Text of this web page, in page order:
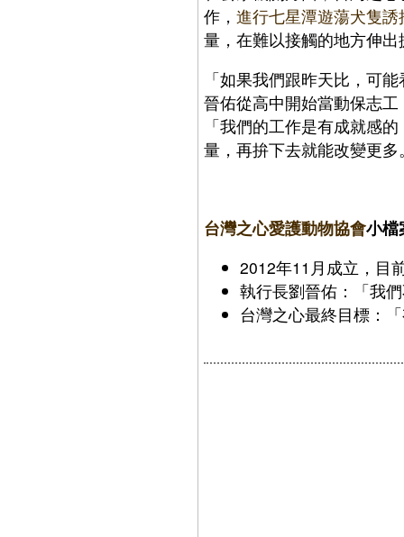
作，進行七星潭遊蕩犬隻
量，在難以接觸的地方伸
「如果我們跟昨天比，可
晉佑從高中開始當動保志
「我們的工作是有成就感
量，再拚下去就能改變更多
台灣之心愛護動物協會小檔
2012年11月成立，目
執行長劉晉佑：「我
台灣之心最終目標：